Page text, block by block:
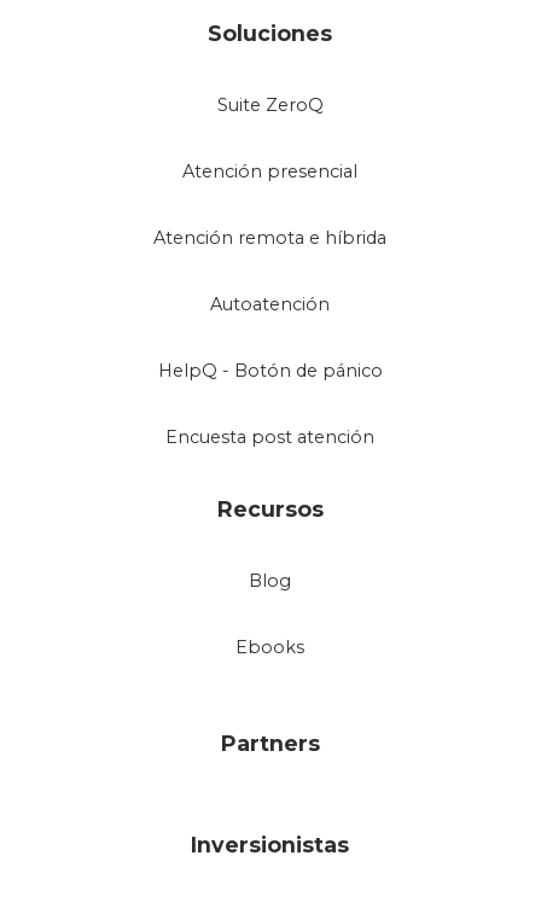
Soluciones
Suite ZeroQ
Atención presencial
Atención remota e híbrida
Autoatención
HelpQ - Botón de pánico
Encuesta post atención
Recursos
Blog
Ebooks
Partners
Inversionistas